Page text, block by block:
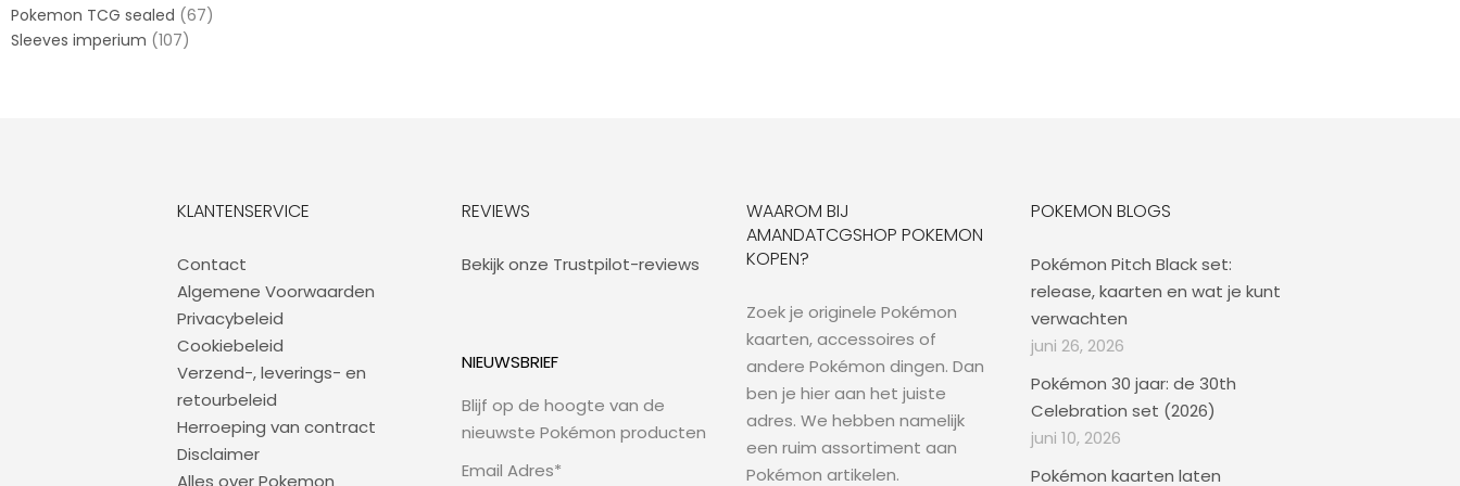
Pokemon TCG sealed (67)
Sleeves imperium (107)
KLANTENSERVICE
Contact
Algemene Voorwaarden
Privacybeleid
Cookiebeleid
Verzend-, leverings- en
retourbeleid
Herroeping van contract
Disclaimer
Alles over Pokemon
REVIEWS
Bekijk onze Trustpilot-reviews
NIEUWSBRIEF
Blijf op de hoogte van de
nieuwste Pokémon producten
Email Adres*
WAAROM BIJ
AMANDATCGSHOP POKEMON
KOPEN?
Zoek je originele Pokémon
kaarten, accessoires of
andere Pokémon dingen. Dan
ben je hier aan het juiste
adres. We hebben namelijk
een ruim assortiment aan
Pokémon artikelen.
POKEMON BLOGS
Pokémon Pitch Black set:
release, kaarten en wat je kunt
verwachten
juni 26, 2026
Pokémon 30 jaar: de 30th
Celebration set (2026)
juni 10, 2026
Pokémon kaarten laten